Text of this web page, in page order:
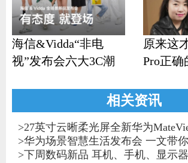
海信&Vidda“非电
视”发布会六大3C潮
原来这
Pro正确
相关资讯
>27英寸云晰柔光屏全新华为
>华为场景智慧生活发布会 一文带
>下周数码新品 耳机、手机、显示